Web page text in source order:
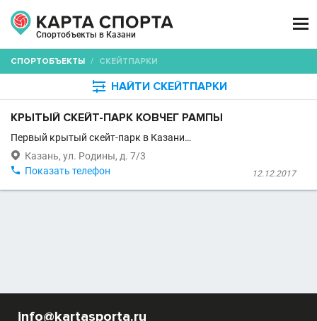
Спортобъекты в Казани

СПОРТОБЪЕКТЫ / СКЕЙТПАРКИ
 НАЙТИ СКЕЙТПАРКИ
КРЫТЫЙ СКЕЙТ-ПАРК КОВЧЕГ РАМПЫ
Первый крытый скейт-парк в Казани…
 Казань, ул. Родины, д. 7/3
12.12.2017
 Показать телефон
info@kartasporta.ru